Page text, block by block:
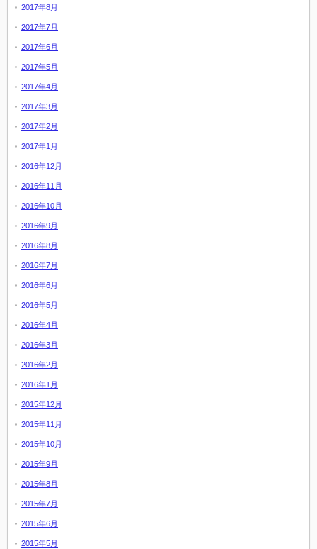
2017年8月
2017年7月
2017年6月
2017年5月
2017年4月
2017年3月
2017年2月
2017年1月
2016年12月
2016年11月
2016年10月
2016年9月
2016年8月
2016年7月
2016年6月
2016年5月
2016年4月
2016年3月
2016年2月
2016年1月
2015年12月
2015年11月
2015年10月
2015年9月
2015年8月
2015年7月
2015年6月
2015年5月